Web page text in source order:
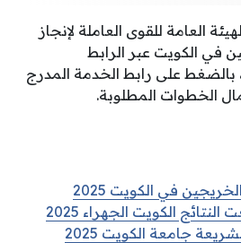
العامة للقوى العاملة لإنجاز
في الكويت عبر الرابط
بالضغط على رابط الخدمة المدرج
الخطوات المطلوبة.
في الكويت 2025
الكويت الجهراء 2025
جامعة الكويت 2025